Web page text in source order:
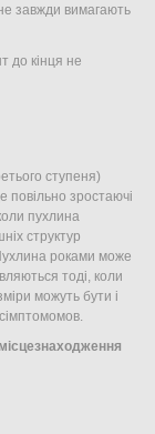
завжди вимагають
до кінця не
ступеня)
повільно зростаючі
пухлина
структур
роками може
тоді, коли
можуть бути і